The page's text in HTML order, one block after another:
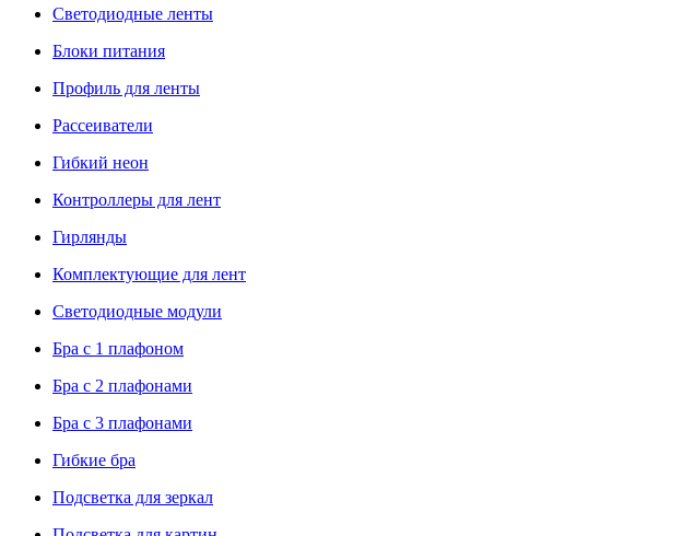
Светодиодные ленты
Блоки питания
Профиль для ленты
Рассеиватели
Гибкий неон
Контроллеры для лент
Гирлянды
Комплектующие для лент
Светодиодные модули
Бра с 1 плафоном
Бра с 2 плафонами
Бра с 3 плафонами
Гибкие бра
Подсветка для зеркал